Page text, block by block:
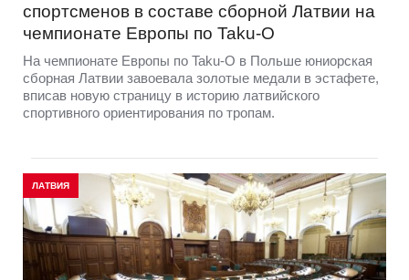
спортсменов в составе сборной Латвии на
чемпионате Европы по Taku-O
На чемпионате Европы по Taku-O в Польше юниорская
сборная Латвии завоевала золотые медали в эстафете,
вписав новую страницу в историю латвийского
спортивного ориентирования по тропам.
ЛАТВИЯ